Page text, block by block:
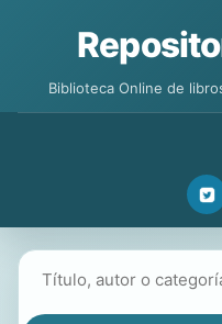
Biblioteca Online de